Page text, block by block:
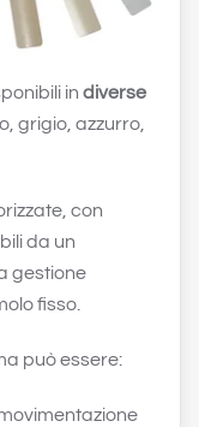
in diverse
grigio, azzurro,
con
da un
gestione
fisso.
può essere: